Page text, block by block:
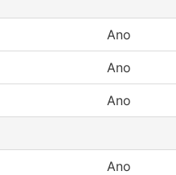
Ano
Ano
Ano
Ano